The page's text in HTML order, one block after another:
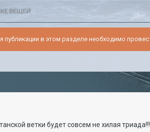
ВЕЩЕЙ
публикации в этом разделе необходимо
ветки будет совсем не хилая